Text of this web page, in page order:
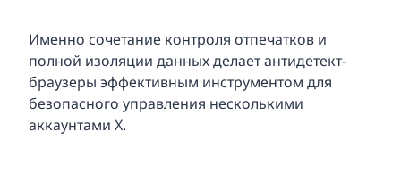
Именно сочетание контроля отпечатков и
полной изоляции данных делает антидетект-
браузеры эффективным инструментом для
безопасного управления несколькими
аккаунтами X.